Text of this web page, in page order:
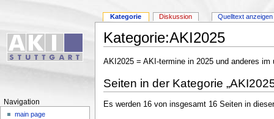
Kategorie:AKI2025
AKI2025 = AKI-termine in 2025 und anderes im
Seiten in der Kategorie
Es werden 16 von insgesamt 16 Seiten in
Kategorie Diskussion Quelltext anzeigen
Navigation
main page